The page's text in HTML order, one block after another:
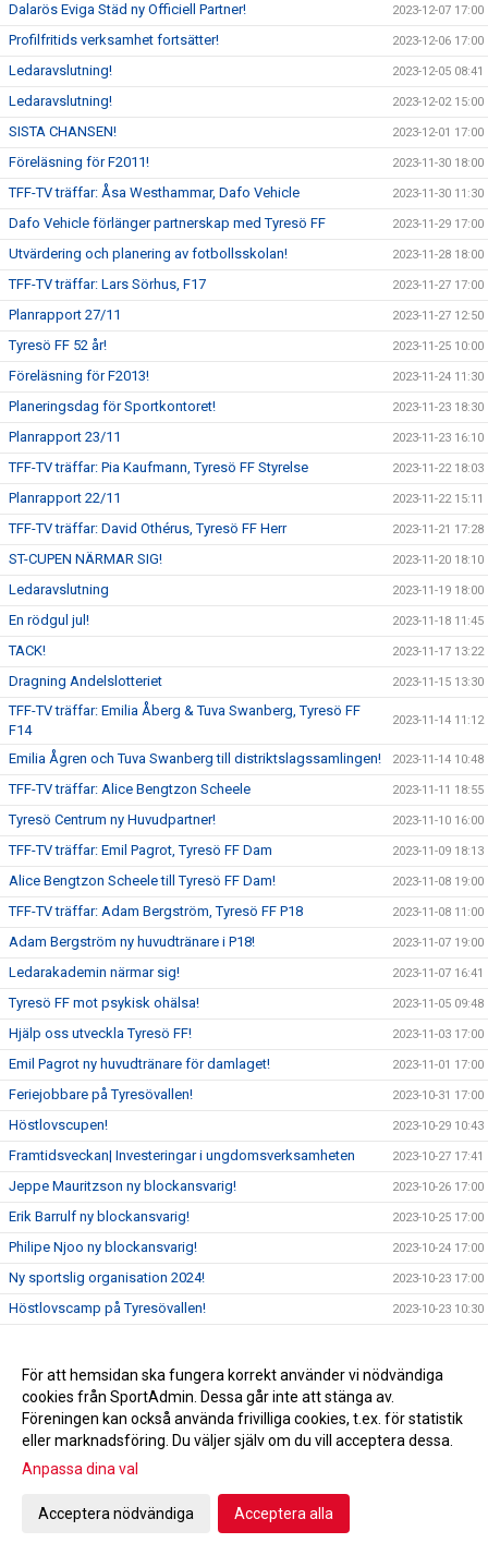
Dalarös Eviga Städ ny Officiell Partner! 2023-12-07 17:00
Profilfritids verksamhet fortsätter! 2023-12-06 17:00
Ledaravslutning! 2023-12-05 08:41
Ledaravslutning! 2023-12-02 15:00
SISTA CHANSEN! 2023-12-01 17:00
Föreläsning för F2011! 2023-11-30 18:00
TFF-TV träffar: Åsa Westhammar, Dafo Vehicle 2023-11-30 11:30
Dafo Vehicle förlänger partnerskap med Tyresö FF 2023-11-29 17:00
Utvärdering och planering av fotbollsskolan! 2023-11-28 18:00
TFF-TV träffar: Lars Sörhus, F17 2023-11-27 17:00
Planrapport 27/11 2023-11-27 12:50
Tyresö FF 52 år! 2023-11-25 10:00
Föreläsning för F2013! 2023-11-24 11:30
Planeringsdag för Sportkontoret! 2023-11-23 18:30
Planrapport 23/11 2023-11-23 16:10
TFF-TV träffar: Pia Kaufmann, Tyresö FF Styrelse 2023-11-22 18:03
Planrapport 22/11 2023-11-22 15:11
TFF-TV träffar: David Othérus, Tyresö FF Herr 2023-11-21 17:28
ST-CUPEN NÄRMAR SIG! 2023-11-20 18:10
Ledaravslutning 2023-11-19 18:00
En rödgul jul! 2023-11-18 11:45
TACK! 2023-11-17 13:22
Dragning Andelslotteriet 2023-11-15 13:30
TFF-TV träffar: Emilia Åberg & Tuva Swanberg, Tyresö FF
F14
2023-11-14 11:12
Emilia Ågren och Tuva Swanberg till distriktslagssamlingen! 2023-11-14 10:48
TFF-TV träffar: Alice Bengtzon Scheele 2023-11-11 18:55
Tyresö Centrum ny Huvudpartner! 2023-11-10 16:00
TFF-TV träffar: Emil Pagrot, Tyresö FF Dam 2023-11-09 18:13
Alice Bengtzon Scheele till Tyresö FF Dam! 2023-11-08 19:00
TFF-TV träffar: Adam Bergström, Tyresö FF P18 2023-11-08 11:00
Adam Bergström ny huvudtränare i P18! 2023-11-07 19:00
Ledarakademin närmar sig! 2023-11-07 16:41
Tyresö FF mot psykisk ohälsa! 2023-11-05 09:48
Hjälp oss utveckla Tyresö FF! 2023-11-03 17:00
Emil Pagrot ny huvudtränare för damlaget! 2023-11-01 17:00
Feriejobbare på Tyresövallen! 2023-10-31 17:00
Höstlovscupen! 2023-10-29 10:43
Framtidsveckan| Investeringar i ungdomsverksamheten 2023-10-27 17:41
Jeppe Mauritzson ny blockansvarig! 2023-10-26 17:00
Erik Barrulf ny blockansvarig! 2023-10-25 17:00
Philipe Njoo ny blockansvarig! 2023-10-24 17:00
Ny sportslig organisation 2024! 2023-10-23 17:00
Höstlovscamp på Tyresövallen! 2023-10-23 10:30
TFF-arkivet: Kvalklassikern mot IK Oddevold! 2023-10-20 07:30
FOTBOLLSSKOLAN 2024! 2023-10-19 17:00
Vinnare Tipspromenad 2023-10-18 16:25
Månadens Ledare Oktober utsedd!
Tyresö FF hedrar Bosse Furugårds minne!
För att hemsidan ska fungera korrekt använder vi nödvändiga
cookies från SportAdmin. Dessa går inte att stänga av.
Föreningen kan också använda frivilliga cookies, t.ex. för statistik
eller marknadsföring. Du väljer själv om du vill acceptera dessa.
Anpassa dina val
Acceptera nödvändiga Acceptera alla